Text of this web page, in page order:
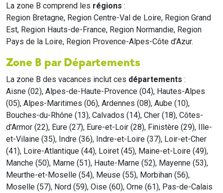
La zone B comprend les régions :
Region Bretagne, Region Centre-Val de Loire, Region Grand
Est, Region Hauts-de-France, Region Normandie, Region
Pays de la Loire, Region Provence-Alpes-Côte d’Azur.
Zone B par Départements
La zone B des vacances inclut ces départements :
Aisne (02), Alpes-de-Haute-Provence (04), Hautes-Alpes
(05), Alpes-Maritimes (06), Ardennes (08), Aube (10),
Bouches-du-Rhône (13), Calvados (14), Cher (18), Côtes-
d’Armor (22), Eure (27), Eure-et-Loir (28), Finistère (29), Ille-
et-Vilaine (35), Indre (36), Indre-et-Loire (37), Loir-et-Cher
(41), Loire-Atlantique (44), Loiret (45), Maine-et-Loire (49),
Manche (50), Marne (51), Haute-Marne (52), Mayenne (53),
Meurthe-et-Moselle (54), Meuse (55), Morbihan (56),
Moselle (57), Nord (59), Oise (60), Orne (61), Pas-de-Calais